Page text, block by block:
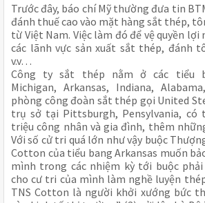
Trước đây, báo chí Mỹ thường đưa tin
đánh thuế cao vào mặt hàng sắt thép,
từ Việt Nam. Việc làm đó để vệ quyền
các lãnh vực sản xuất sắt thép, đánh
v.v…
Công ty sắt thép nằm ở các tiểu
Michigan, Arkansas, Indiana,
phòng công đoàn sắt thép gọi United
trụ sở tại Pittsburgh, Pensylvania, có
triệu công nhân và gia đình, thêm
Với số cử tri quá lớn như vậy buộc
Cotton của tiểu bang Arkansas muốn
mình trong các nhiệm kỳ tới buộc
cho cư tri của mình làm nghề luyện
TNS Cotton là người khởi xướng bức